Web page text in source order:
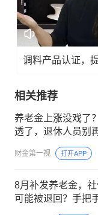
调料产品认证，
相关推荐
养老金上涨没戏了
透了，退休人员别
财金第一视 打开APP
8月补发养老金，
可能被退回？手把